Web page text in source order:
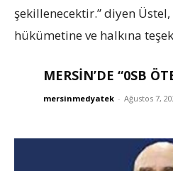
şekillenecektir.” diyen
hükümetine ve halkına
MERSİN’DE “0SB
mersinmedyatek - Ağustos 7,